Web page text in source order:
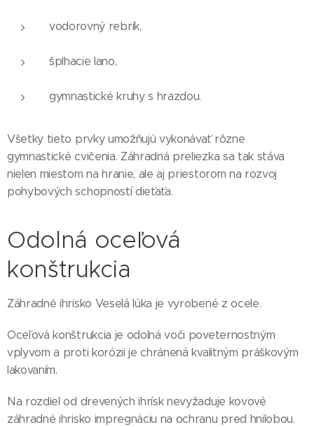
vodorovný rebrík,
šplhacie lano,
gymnastické kruhy s hrazdou.
Všetky tieto prvky umožňujú vykonávať rôzne
gymnastické cvičenia. Záhradná preliezka sa tak stáva
nielen miestom na hranie, ale aj priestorom na rozvoj
pohybových schopností dieťaťa.
Odolná oceľová
konštrukcia
Záhradné ihrisko Veselá lúka je vyrobené z ocele.
Oceľová konštrukcia je odolná voči poveternostným
vplyvom a proti korózii je chránená kvalitným práškovým
lakovaním.
Na rozdiel od drevených ihrísk nevyžaduje kovové
záhradné ihrisko impregnáciu na ochranu pred hnilobou.